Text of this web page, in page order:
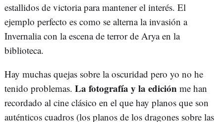
estallidos de victoria para mantener el interés. El
ejemplo perfecto es como se alterna la invasión a
Invernalia con la escena de terror de Arya en la
biblioteca.
Hay muchas quejas sobre la oscuridad pero yo no he
tenido problemas. La fotografía y la edición me han
recordado al cine clásico en el que hay planos que son
auténticos cuadros (los planos de los dragones sobre las